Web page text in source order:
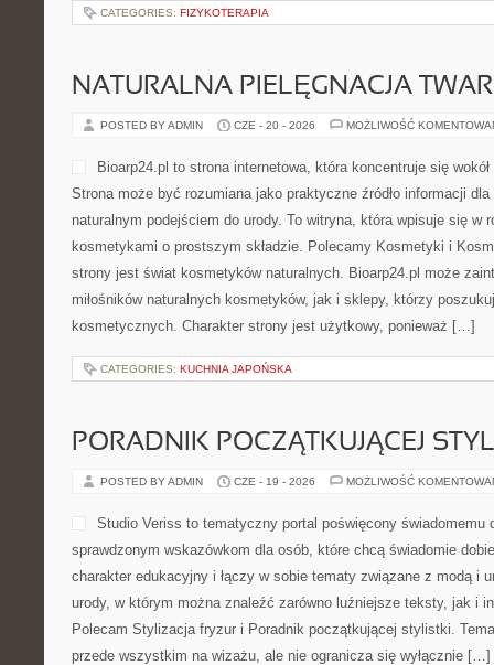
CATEGORIES: FIZYKOTERAPIA
NATURALNA PIELĘGNACJA
POSTED BY ADMIN CZE - 20 - 2026 MOŻLIWOŚĆ
Bioarp24.pl to strona internetowa, która koncentruje się
Strona może być rozumiana jako praktyczne źródło informacji
naturalnym podejściem do urody. To witryna, która wpisuje się w
kosmetykami o prostszym składzie. Polecamy Kosmetyki i
strony jest świat kosmetyków naturalnych. Bioarp24.pl może
miłośników naturalnych kosmetyków, jak i sklepy, którzy
kosmetycznych. Charakter strony jest użytkowy, ponieważ […]
CATEGORIES: KUCHNIA JAPOŃSKA
PORADNIK POCZĄTKUJĄCEJ
POSTED BY ADMIN CZE - 19 - 2026 MOŻLIWOŚĆ
Studio Veriss to tematyczny portal poświęcony świadomemu
sprawdzonym wskazówkom dla osób, które chcą świadomie
charakter edukacyjny i łączy w sobie tematy związane z modą i
urody, w którym można znaleźć zarówno luźniejsze teksty, jak i
Polecam Stylizacja fryzur i Poradnik początkującej stylistki.
przede wszystkim na wizażu, ale nie ogranicza się wyłącznie […]